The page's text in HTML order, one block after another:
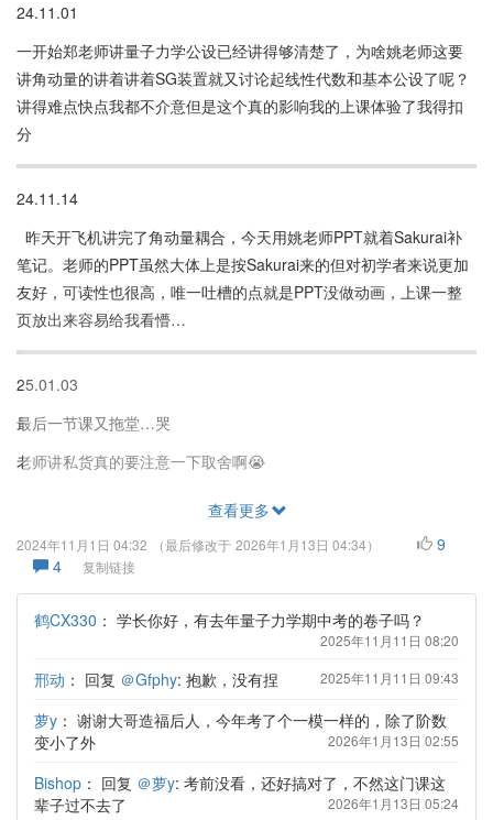
24.11.01
一开始郑老师讲量子力学公设已经讲得够清楚了，为啥姚老师这要
讲角动量的讲着讲着SG装置就又讨论起线性代数和基本公设了呢？
讲得难点快点我都不介意但是这个真的影响我的上课体验了我得扣
分
24.11.14
昨天开飞机讲完了角动量耦合，今天用姚老师PPT就着Sakurai补
笔记。老师的PPT虽然大体上是按Sakurai来的但对初学者来说更加
友好，可读性也很高，唯一吐槽的点就是PPT没做动画，上课一整
页放出来容易给我看懵…
25.01.03
最后一节课又拖堂…哭
老师讲私货真的要注意一下取舍啊😭
查看更多
2024年11月1日 04:32 （最后修改于 2026年1月13日 04:34）
9
4
复制链接
鹤CX330 ： 学长你好，有去年量子力学期中考的卷子吗？
2025年11月11日 08:20
邢动 ： 回复 ＠Gfphy: 抱歉，没有捏 2025年11月11日 09:43
萝y ： 谢谢大哥造福后人，今年考了个一模一样的，除了阶数
变小了外
2026年1月13日 02:55
Bishop ： 回复 ＠萝y: 考前没看，还好搞对了，不然这门课这
辈子过不去了
2026年1月13日 05:24